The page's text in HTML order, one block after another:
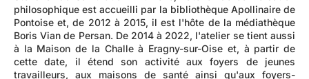
philosophique est accueilli par la bibliothèque Apollinaire de
Pontoise et, de 2012 à 2015, il est l'hôte de la médiathèque
Boris Vian de Persan. De 2014 à 2022, l'atelier se tient aussi
à la Maison de la Challe à Eragny-sur-Oise et, à partir de
cette date, il étend son activité aux foyers de jeunes
travailleurs, aux maisons de santé ainsi qu'aux foyers-